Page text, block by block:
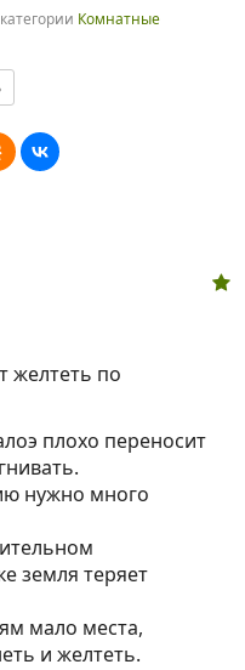
Комнатные
желтеть по
плохо переносит
нужно много
земля теряет
мало места,
и желтеть.